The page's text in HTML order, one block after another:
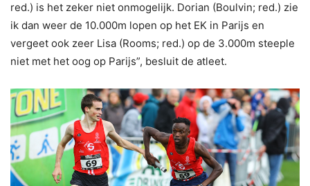
red.) is het zeker niet onmogelijk. Dorian (Boulvin; red.) zie
ik dan weer de 10.000m lopen op het EK in Parijs en
vergeet ook zeer Lisa (Rooms; red.) op de 3.000m steeple
niet met het oog op Parijs”, besluit de atleet.